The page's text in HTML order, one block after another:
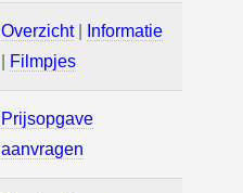
Overzicht|
Informatie
Filmpjes
Prijsopgave
aanvragen